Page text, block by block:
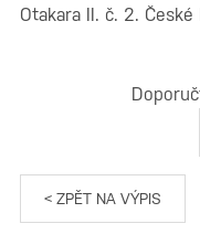
Otakara II. č. 2. České
< ZPĚT NA VÝPIS